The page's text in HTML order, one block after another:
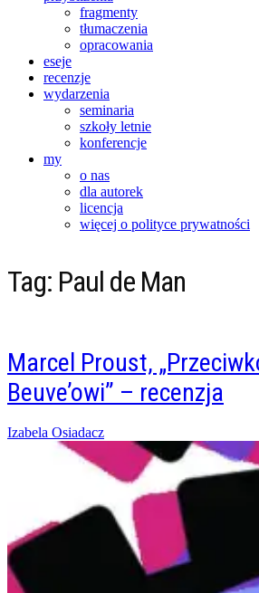
fragmenty
tłumaczenia
opracowania
eseje
recenzje
wydarzenia
seminaria
szkoły letnie
konferencje
my
o nas
dla autorek
licencja
więcej o polityce prywatności
Tag: Paul de Man
Marcel Proust,
Beuve’owi” – recenzja
Posted
27/02/2016
Izabela Osiadacz